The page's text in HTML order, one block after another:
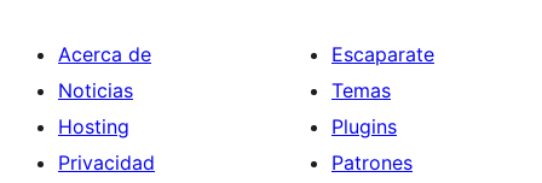
Acerca de
Noticias
Hosting
Privacidad
Escaparate
Temas
Plugins
Patrones